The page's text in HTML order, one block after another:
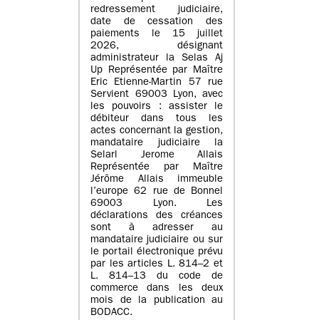
redressement judiciaire,
date de cessation des
paiements le 15 juillet
2026, désignant
administrateur la Selas Aj
Up Représentée par Maître
Eric Etienne-Martin 57 rue
Servient 69003 Lyon, avec
les pouvoirs : assister le
débiteur dans tous les
actes concernant la gestion,
mandataire judiciaire la
Selarl Jerome Allais
Représentée par Maître
Jérôme Allais immeuble
l’europe 62 rue de Bonnel
69003 Lyon. Les
déclarations des créances
sont à adresser au
mandataire judiciaire ou sur
le portail électronique prévu
par les articles L. 814–2 et
L. 814–13 du code de
commerce dans les deux
mois de la publication au
BODACC.